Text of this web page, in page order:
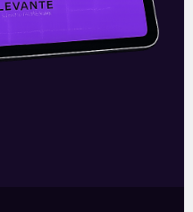
2020